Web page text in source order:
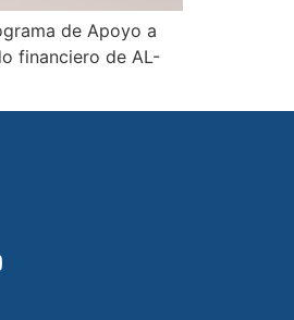
de Apoyo a
financiero de AL-